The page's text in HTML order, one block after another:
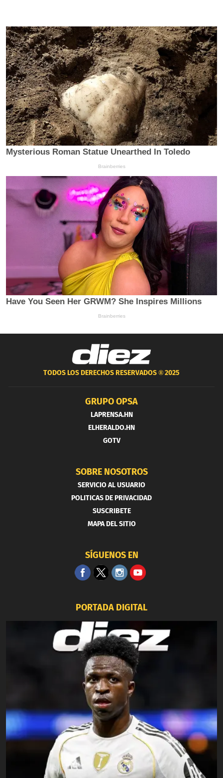
TODOS LOS DERECHOS RESERVADOS ®2025
GRUPO OPSA
LAPRENSA.HN
ELHERALDO.HN
GOTV
SOBRE NOSOTROS
SERVICIO AL USUARIO
POLITICAS DE PRIVACIDAD
SUSCRIBETE
MAPA DEL SITIO
SÍGUENOS EN
PORTADA DIGITAL